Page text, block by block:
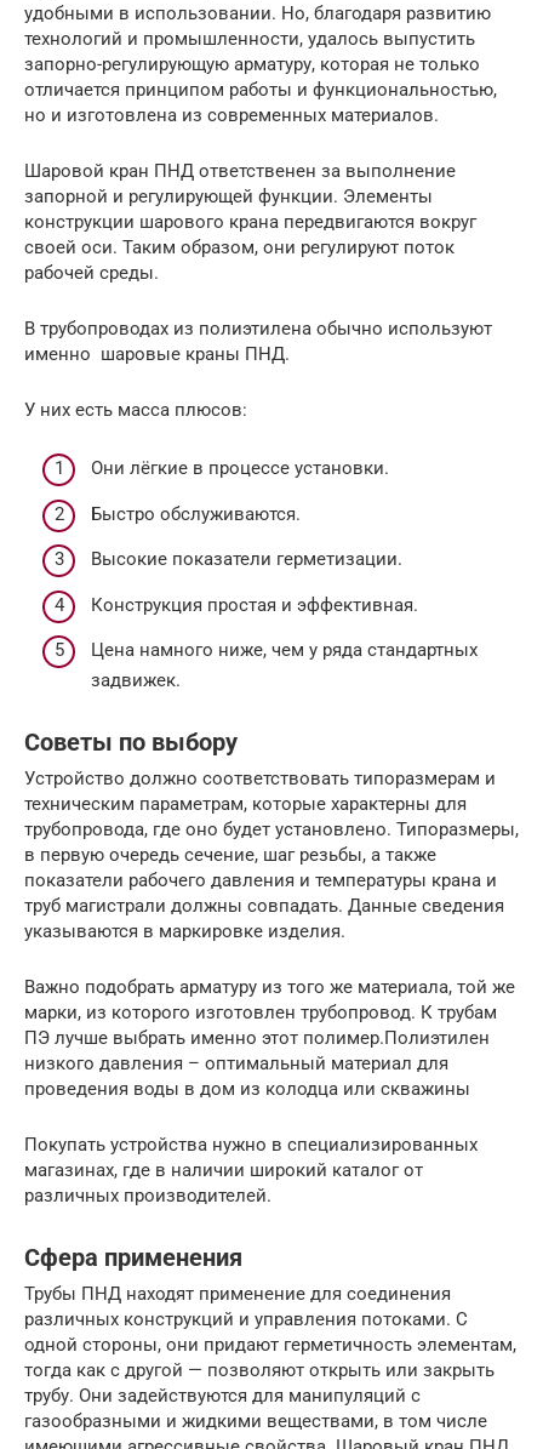
удобными в использовании. Но, благодаря развитию
технологий и промышленности, удалось выпустить
запорно-регулирующую арматуру, которая не только
отличается принципом работы и функциональностью,
но и изготовлена из современных материалов.
Шаровой кран ПНД ответственен за выполнение
запорной и регулирующей функции. Элементы
конструкции шарового крана передвигаются вокруг
своей оси. Таким образом, они регулируют поток
рабочей среды.
В трубопроводах из полиэтилена обычно используют
именно шаровые краны ПНД.
У них есть масса плюсов:
Они лёгкие в процессе установки.
Быстро обслуживаются.
Высокие показатели герметизации.
Конструкция простая и эффективная.
Цена намного ниже, чем у ряда стандартных
задвижек.
Советы по выбору
Устройство должно соответствовать типоразмерам и
техническим параметрам, которые характерны для
трубопровода, где оно будет установлено. Типоразмеры,
в первую очередь сечение, шаг резьбы, а также
показатели рабочего давления и температуры крана и
труб магистрали должны совпадать. Данные сведения
указываются в маркировке изделия.
Важно подобрать арматуру из того же материала, той же
марки, из которого изготовлен трубопровод. К трубам
ПЭ лучше выбрать именно этот полимер.Полиэтилен
низкого давления – оптимальный материал для
проведения воды в дом из колодца или скважины
Покупать устройства нужно в специализированных
магазинах, где в наличии широкий каталог от
различных производителей.
Сфера применения
Трубы ПНД находят применение для соединения
различных конструкций и управления потоками. С
одной стороны, они придают герметичность элементам,
тогда как с другой — позволяют открыть или закрыть
трубу. Они задействуются для манипуляций с
газообразными и жидкими веществами, в том числе